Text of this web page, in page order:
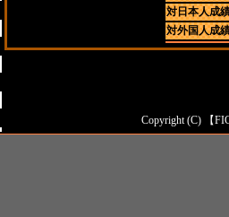
対日本人成
対外国人成
Copyright (C) 【